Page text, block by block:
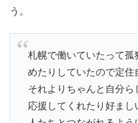
う。
札幌で働いていたって
めたりしていたので定住
それよりちゃんと自分
応援してくれたり好ま